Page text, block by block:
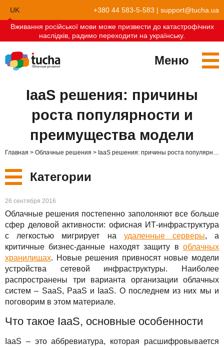
UK
EN
+380 44 583-5-583 | support@tucha.ua
Вживання російської мови може призвести до катастрофічних
наслідків, радимо переходити на українську.
Меню
TuchaBit+
TuchaMetal
TuchaBackup
TuchaHosting
Облака для e-commerce
Хостинг сайтов-конструкторов
Удаленный офис
Реселінг хостингу
Стать партнёром
Отзывы
Компания
Карьера
Контакты
IaaS решения: причины
роста популярности и
преимущества модели
Главная Облачные решения IaaS решения: причины роста популярности и преимущества модели
Категории
Новые
Сервисы
Решения
Для бизнеса
Техподдержка
Инструкции
FAQ
26 сентября 2016
Облачные решения постепенно заполоняют все больше
сфер деловой активности: офисная ИТ-инфраструктура
с легкостью мигрирует на удаленные серверы, а
критичные бизнес-данные находят защиту в облачных
хранилищах. Новые решения привносят новые модели
устройства сетевой инфраструктуры. Наиболее
распространены три варианта организации облачных
систем – SaaS, PaaS и IaaS. О последнем из них мы и
поговорим в этом материале.
Что такое IaaS, основные особенности
IaaS – это аббревиатура, которая расшифровывается